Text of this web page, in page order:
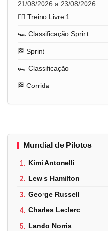
21/08/2026 a 23/08/2026
🏋️‍♂️ Treino Livre 1
🏎️ Classificação Sprint
🏁 Sprint
🏎️ Classificação
🏁 Corrida
Mundial de Pilotos
1. Kimi Antonelli
2. Lewis Hamilton
3. George Russell
4. Charles Leclerc
5. Lando Norris